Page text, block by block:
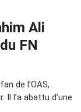
Ali
FN
de l’OAS,
l’a abattu d’une